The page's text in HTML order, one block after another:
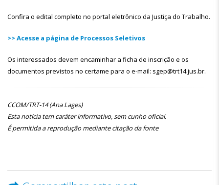
Confira o edital completo no portal eletrônico da Justiça do Trabalho.
>> Acesse a página de Processos Seletivos
Os interessados devem encaminhar a ficha de inscrição e os
documentos previstos no certame para o e-mail: sgep@trt14.jus.br.
CCOM/TRT-14 (Ana Lages)
Esta notícia tem caráter informativo, sem cunho oficial.
É permitida a reprodução mediante citação da fonte